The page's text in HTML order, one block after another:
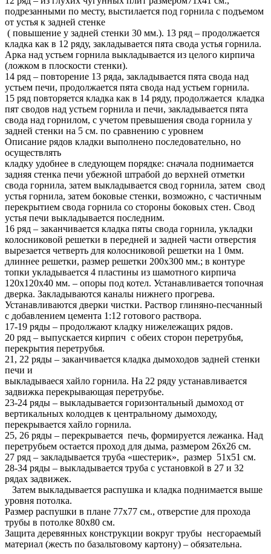
подрезанными по месту, выстилается под горнила с подъемом
от устья к задней стенке
( повышение у задней стенки 30 мм.). 13 ряд – продолжается
кладка как в 12 ряду, закладывается пята свода устья горнила.
Арка над устьем горнила выкладывается из целого кирпича
(ложком в плоскости стенки).
14 ряд – повторение 13 ряда, закладывается пята свода над
устьем печи, продолжается пята свода над устьем горнила.
15 ряд повторяется кладка как в 14 ряду, продолжается кладка
пят сводов над устьем горнила и печи, закладывается пята
свода над горнилом, с учетом превышения свода горнила у
задней стенки на 5 см. по сравнению с уровнем
Описание рядов кладки выполнено последовательно, но
осуществлять
кладку удобнее в следующем порядке: сначала поднимается
задняя стенка печи убежной штрабой до верхней отметки
свода горнила, затем выкладывается свод горнила, затем свод
устья горнила, затем боковые стенки, возможно, с частичным
перекрытием свода горнила со стороны боковых стен. Свод
устья печи выкладывается последним.
16 ряд – заканчивается кладка пяты свода горнила, укладки
колосниковой решетки в передней и задней части отверстия
вырезается четверть для колосниковой решетки на 1 0мм.
длиннее решетки, размер решетки 200х300 мм.; в контуре
топки укладывается 4 пластины из шамотного кирпича
120х120х40 мм. – опоры под котел. Устанавливается топочная
дверка. Закладываются каналы нижнего прогрева.
Устанавливаются дверки чистки. Раствор глиняно-песчанный
с добавлением цемента 1:12 готового раствора.
17-19 ряды – продолжают кладку нижележащих рядов.
20 ряд – выпускается кирпич с обеих сторон перетрубья,
перекрытия перетрубья.
21, 22 ряды – заканчивается кладка дымоходов задней стенки
печи и
выкладываеся хайло горнила. На 22 ряду устанавливается
задвижка перекрывающая перетрубье.
23-24 ряды – выкладывается горизонтальный дымоход от
вертикальных колодцев к центральному дымоходу,
перекрывается хайло горнила.
25, 26 ряды – перекрывается печь, формируется лежанка. Над
перетрубьем остается проход для дыма, размером 26х26 см.
27 ряд – закладывается труба «шестерик», размер 51х51 см.
28-34 ряды – выкладывается труба с установкой в 27 и 32
рядах задвижек.
Затем выкладывается распушка и кладка поднимается выше
уровня потолка.
Размер распушки в плане 77х77 см., отверстие для прохода
трубы в потолке 80х80 см.
Защита деревянных конструкции вокруг трубы несгораемый
материал (жесть по базальтовому картону) – обязательна.